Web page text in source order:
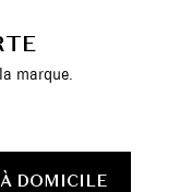
marque.
DOMICILE